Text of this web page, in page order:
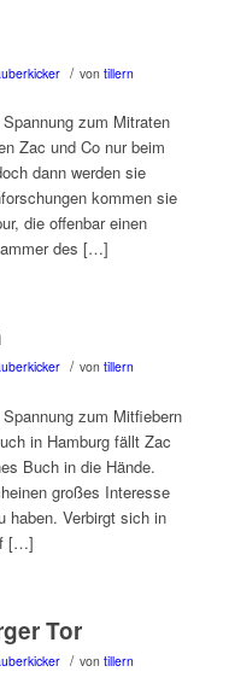
/ von tillern
zum Mitraten
Zac und Co nur beim
dann werden sie
kommen sie
die offenbar einen
des […]
/ von tillern
zum Mitfiebern
in Hamburg fällt Zac
Buch in die Hände.
großes Interesse
haben. Verbirgt sich in
[…]
Tor
/ von tillern